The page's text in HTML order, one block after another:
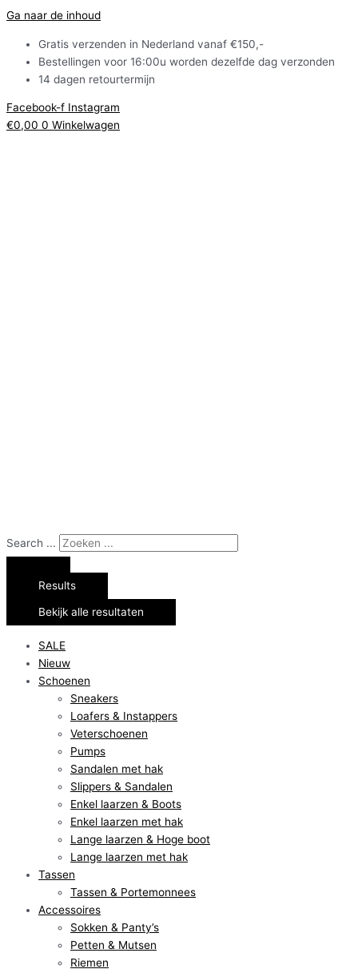
Ga naar de inhoud
Gratis verzenden in Nederland vanaf €150,-
Bestellingen voor 16:00u worden dezelfde dag verzonden
14 dagen retourtermijn
Facebook-f Instagram
€0,00 0 Winkelwagen
Search ...
Results
Bekijk alle resultaten
SALE
Nieuw
Schoenen
Sneakers
Loafers & Instappers
Veterschoenen
Pumps
Sandalen met hak
Slippers & Sandalen
Enkel laarzen & Boots
Enkel laarzen met hak
Lange laarzen & Hoge boot
Lange laarzen met hak
Tassen
Tassen & Portemonnees
Accessoires
Sokken & Panty’s
Petten & Mutsen
Riemen